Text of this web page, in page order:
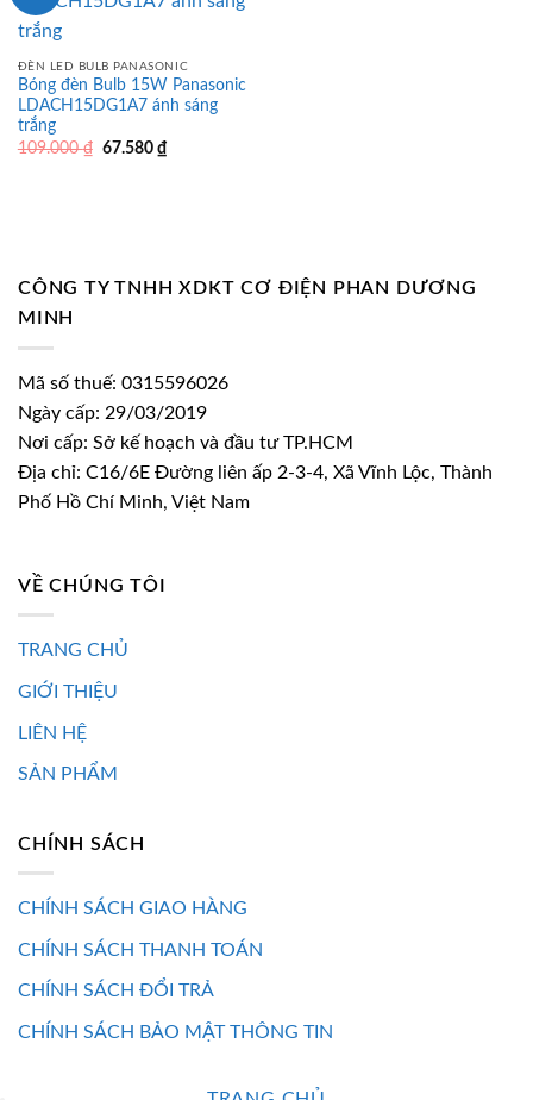
ĐÈN LED BULB PANASONIC
Bóng đèn Bulb 15W Panasonic
LDACH15DG1A7 ánh sáng
trắng
109.000₫ Giá
67.580 ₫Giá
hiện
CÔNG TY TNHH XDKT CƠ ĐIỆN PHAN DƯƠNG
MINH
Mã số thuế: 0315596026
Ngày cấp: 29/03/2019
Nơi cấp: Sở kế hoạch và đầu tư TP.HCM
Địa chỉ: C16/6E Đường liên ấp 2-3-4, Xã Vĩnh Lộc, Thành
Phố Hồ Chí Minh, Việt Nam
VỀ CHÚNG TÔI
TRANG CHỦ
GIỚI THIỆU
LIÊN HỆ
SẢN PHẨM
CHÍNH SÁCH
CHÍNH SÁCH GIAO HÀNG
CHÍNH SÁCH THANH TOÁN
CHÍNH SÁCH ĐỔI TRẢ
CHÍNH SÁCH BẢO MẬT THÔNG TIN